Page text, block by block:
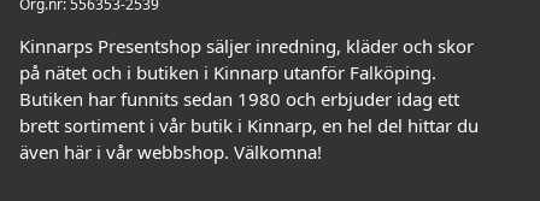
Org.nr: 556353-2539
Kinnarps Presentshop säljer inredning, kläder och skor
på nätet och i butiken i Kinnarp utanför Falköping.
Butiken har funnits sedan 1980 och erbjuder idag ett
brett sortiment i vår butik i Kinnarp, en hel del hittar du
även här i vår webbshop. Välkomna!